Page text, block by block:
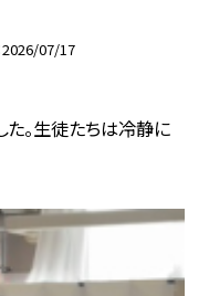
2026/07/17
。生徒たちは冷静に